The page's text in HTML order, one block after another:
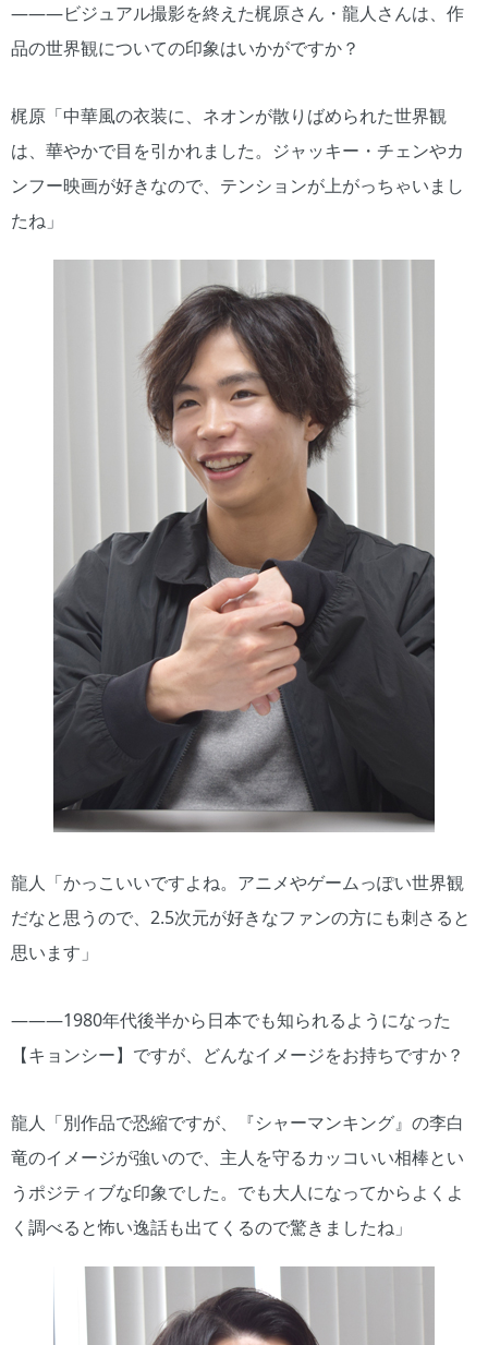
―――ビジュアル撮影を終えた梶原さん・龍人さんは、作
品の世界観についての印象はいかがですか？
梶原「中華風の衣装に、ネオンが散りばめられた世界観
は、華やかで目を引かれました。ジャッキー・チェンやカ
ンフー映画が好きなので、テンションが上がっちゃいまし
たね」
龍人「かっこいいですよね。アニメやゲームっぽい世界観
だなと思うので、2.5次元が好きなファンの方にも刺さると
思います」
―――1980年代後半から日本でも知られるようになった
【キョンシー】ですが、どんなイメージをお持ちですか？
龍人「別作品で恐縮ですが、『シャーマンキング』の李白
竜のイメージが強いので、主人を守るカッコいい相棒とい
うポジティブな印象でした。でも大人になってからよくよ
く調べると怖い逸話も出てくるので驚きましたね」